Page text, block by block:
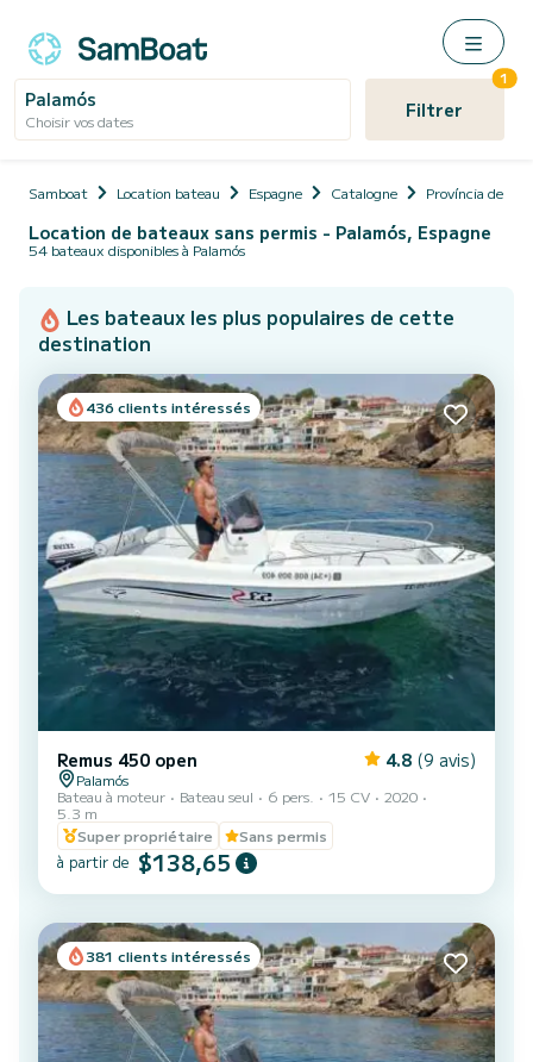
Palamós
Choisir vos dates Filtrer
1
Samboat Location bateau Espagne Catalogne Província de
Location de bateaux sans permis - Palamós, Espagne
54 bateaux disponibles à Palamós
Les bateaux les plus populaires de cette
destination
436 clients intéressés
Remus 450 open 4.8 (9 avis)
Palamós
Bateau à moteur
Bateau seul 6 pers. 15 CV
2020
5.3 m
Super propriétaire
Sans permis
à partir de $138,65
381 clients intéressés